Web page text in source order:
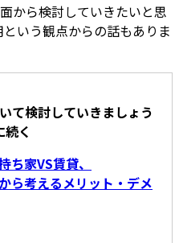
から検討していきたいと思
いう観点からの話もありま
て検討していきましょう
続く
ち家VS賃貸、
ら考えるメリット・デメ